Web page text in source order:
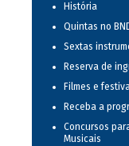
História
Quintas no
Sextas
Reserva de
Filmes e
Receba a
Concursos
Musicais